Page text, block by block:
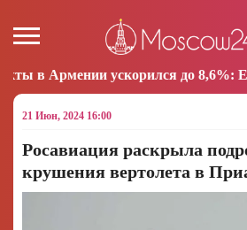
до 8,6%: ЕАБР 16:38
21 Июн, 2024 16:00
Росавиация раскрыла
крушения вертолета в